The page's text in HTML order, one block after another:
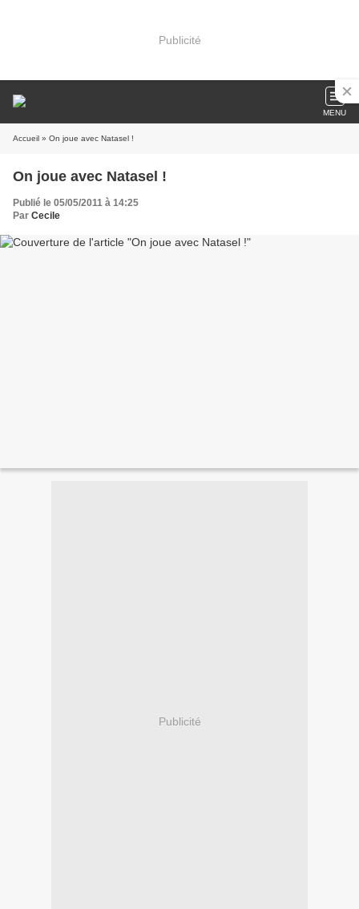
Publicité
MENU
Accueil » On joue avec Natasel !
On joue avec Natasel !
Publié le 05/05/2011 à 14:25
Par Cecile
Publicité